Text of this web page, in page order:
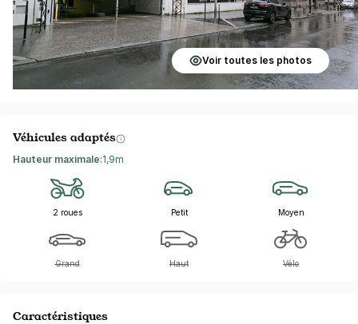
Voir toutes les photos
Véhicules adaptés
Hauteur maximale:1,9m
2 roues Petit Moyen
Grand Haut Vélo
Caractéristiques